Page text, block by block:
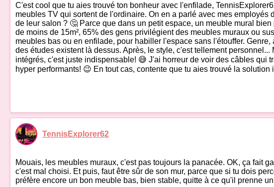
C'est cool que tu aies trouvé ton bonheur avec l'enfilade,
meubles TV qui sortent de l'ordinaire. On en a parlé avec mes
de leur salon ? 🤔 Parce que dans un petit espace, un meuble mural
de moins de 15m², 65% des gens privilégient des meubles muraux ou
meubles bas ou en enfilade, pour habiller l'espace sans l'étouffer.
des études existent là dessus. Après, le style, c'est tellement
intégrés, c'est juste indispensable! 😅 J'ai horreur de voir des câbles
hyper performants! 😉 En tout cas, contente que tu aies trouvé la
TennisExplorer62
Mouais, les meubles muraux, c'est pas toujours la panacée. OK, ça fait
c'est mal choisi. Et puis, faut être sûr de son mur, parce que si tu dois
préfère encore un bon meuble bas, bien stable, quitte à ce qu'il prenne